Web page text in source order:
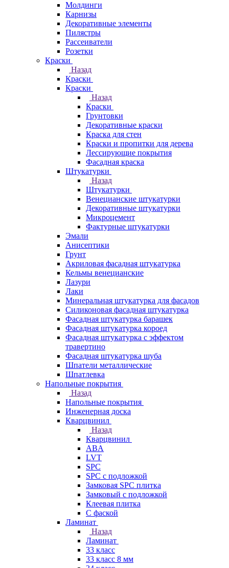
Молдинги
Карнизы
Декоративные элементы
Пилястры
Рассеиватели
Розетки
Краски
Назад
Краски
Краски
Назад
Краски
Грунтовки
Декоративные краски
Краска для стен
Краски и пропитки для дерева
Лессирующие покрытия
Фасадная краска
Штукатурки
Назад
Штукатурки
Венецианские штукатурки
Декоративные штукатурки
Микроцемент
Фактурные штукатурки
Эмали
Анисептики
Грунт
Акриловая фасадная штукатурка
Кельмы венецианские
Лазури
Лаки
Минеральная штукатурка для фасадов
Силиконовая фасадная штукатурка
Фасадная штукатурка барашек
Фасадная штукатурка короед
Фасадная штукатурка с эффектом
травертино
Фасадная штукатурка шуба
Шпатели металлические
Шпатлевка
Напольные покрытия
Назад
Напольные покрытия
Инженерная доска
Кварцвинил
Назад
Кварцвинил
ABA
LVT
SPC
SPC с подложкой
Замковая SPC плитка
Замковый с подложкой
Клеевая плитка
С фаской
Ламинат
Назад
Ламинат
33 класс
33 класс 8 мм